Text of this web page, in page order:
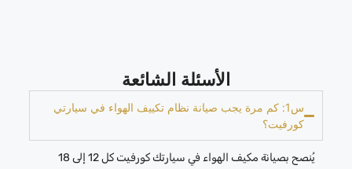
الأسئلة الشائعة
س1: كم مرة يجب صيانة نظام تكييف الهواء في سيارتي
كورفيت؟
يُنصح بصيانة مكيف الهواء في سيارتك كورفيت كل 12 إلى 18